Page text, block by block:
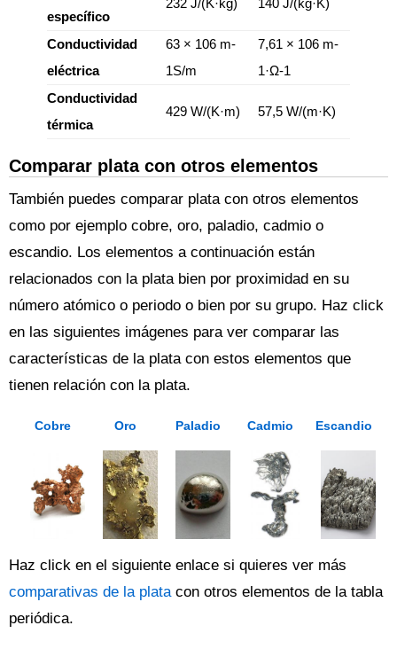
específico
232 J/(K·kg) 140 J/(kg·K)
Conductividad
eléctrica
63 × 106 m-
1S/m
7,61 × 106 m-
1·Ω-1
Conductividad
térmica
429 W/(K·m) 57,5 W/(m·K)
Comparar plata con otros elementos
También puedes comparar plata con otros elementos
como por ejemplo cobre, oro, paladio, cadmio o
escandio. Los elementos a continuación están
relacionados con la plata bien por proximidad en su
número atómico o periodo o bien por su grupo. Haz click
en las siguientes imágenes para ver comparar las
características de la plata con estos elementos que
tienen relación con la plata.
Cobre Oro Paladio Cadmio Escandio
Haz click en el siguiente enlace si quieres ver más
comparativas de la platacon otros elementos de la tabla
periódica.